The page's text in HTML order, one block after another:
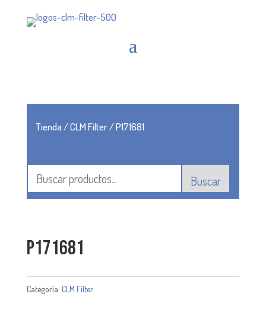
Tienda/CLM Filter/ P171681
Buscar
P171681
Categoría: CLM Filter